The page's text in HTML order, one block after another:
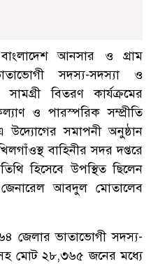
আনসার ও গ্রাম
সদস্য-সদস্যা ও
বিতরণ কার্যক্রমের
ও পারস্পরিক সম্প্রীতি
সমাপনী অনুষ্ঠান
বাহিনীর সদর দপ্তরে
হিসেবে উপস্থিত ছিলেন
জেনারেল আবদুল মোতালেব
জেলার ভাতাভোগী সদস্য-
মোট ২৮,৩৬৫ জনের মধ্যে